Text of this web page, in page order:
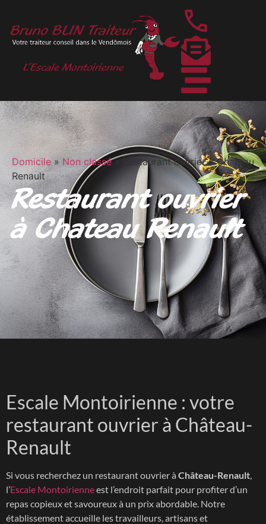
Domicile » Non classé »Restaurant ouvrier à Chateau
Renault
Restaurant ouvrier
à Chateau Renault
Escale Montoirienne : votre
restaurant ouvrier à Château-
Renault
Si vous recherchez un restaurant ouvrier à Château-Renault,
l’Escale Montoirienneest l’endroit parfait pour profiter d’un
repas copieux et savoureux à un prix abordable. Notre
établissement accueille les travailleurs, artisans et